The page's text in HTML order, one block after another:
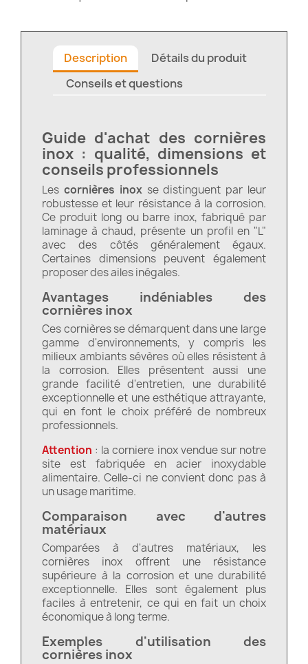
Description
Détails du produit
Conseils et questions
Guide d'achat des cornières
inox : qualité, dimensions et
conseils professionnels
Les cornières inoxse distinguent par leur
robustesse et leur résistance à la corrosion.
Ce produit long ou barre inox, fabriqué par
laminage à chaud, présente un profil en "L"
avec des côtés généralement égaux.
Certaines dimensions peuvent également
proposer des ailes inégales.
Avantages indéniables des
cornières inox
Ces cornières se démarquent dans une large
gamme d'environnements, y compris les
milieux ambiants sévères où elles résistent à
la corrosion. Elles présentent aussi une
grande facilité d'entretien, une durabilité
exceptionnelle et une esthétique attrayante,
qui en font le choix préféré de nombreux
professionnels.
Attention : la corniere inox vendue sur notre
site est fabriquée en acier inoxydable
alimentaire. Celle-ci ne convient donc pas à
un usage maritime.
Comparaison avec d'autres
matériaux
Comparées à d'autres matériaux, les
cornières inox offrent une résistance
supérieure à la corrosion et une durabilité
exceptionnelle. Elles sont également plus
faciles à entretenir, ce qui en fait un choix
économique à long terme.
Exemples d'utilisation des
cornières inox